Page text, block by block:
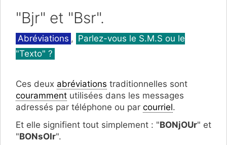
"Bjr" et "Bsr".
Catégories
Abréviations , Parlez-vous le S.M.S ou le
"Texto" ?
Ces deux abréviations traditionnelles sont
couramment utilisées dans les messages
adressés par téléphone ou par courriel.
Et elle signifient tout simplement : "BONjOUr" et
"BONsOIr".